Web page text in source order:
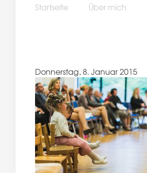
Startseite Über mich
Donnerstag, 8. Januar 2015